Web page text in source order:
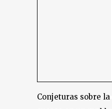
Conjeturas sobre la